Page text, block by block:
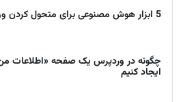
5 ابزار هوش مصنوعی برای متحول کردن ووکامرس
چگونه در وردپرس یک صفحه «اطلاعات
ایجاد کنیم